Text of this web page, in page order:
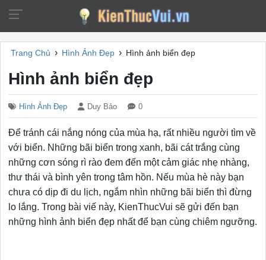
Trang Chủ › Hình Ảnh Đẹp › Hình ảnh biển đẹp
Hình ảnh biển đẹp
Hình Ảnh Đẹp Duy Bảo 0
Để tránh cái nắng nóng của mùa hạ, rất nhiều người tìm về
với biển. Những bãi biển trong xanh, bãi cát trắng cùng
những cơn sóng rì rào đem đến một cảm giác nhẹ nhàng,
thư thái và bình yên trong tâm hồn. Nếu mùa hè này bạn
chưa có dịp đi du lịch, ngắm nhìn những bãi biển thì đừng
lo lắng. Trong bài viế này, KienThucVui sẽ gửi đến bạn
những hình ảnh biển đẹp nhất để bạn cùng chiêm ngưỡng.